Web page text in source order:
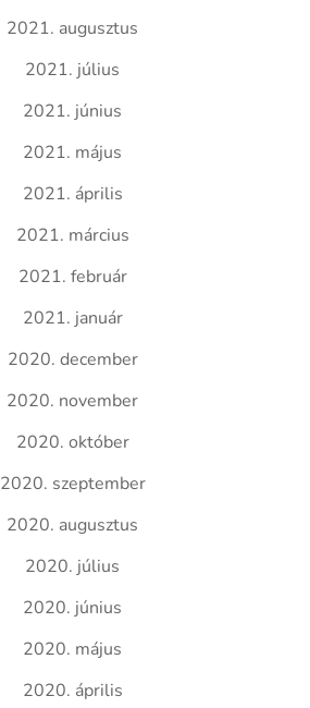
2021. augusztus
2021. július
2021. június
2021. május
2021. április
2021. március
2021. február
2021. január
2020. december
2020. november
2020. október
2020. szeptember
2020. augusztus
2020. július
2020. június
2020. május
2020. április